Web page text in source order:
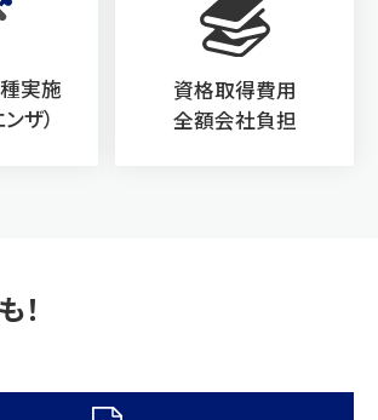
実施
ザ）
資格取得費用
全額会社負担
！